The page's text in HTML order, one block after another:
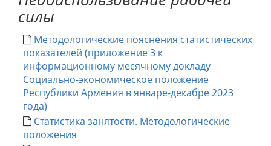
силы
Методологические пояснения статистических
показателей (приложение 3 к
информационному месячному докладу
Социально-экономическое положение
Республики Армения в январе-декабре 2023
года)
Статистика занятости. Методологические
положения